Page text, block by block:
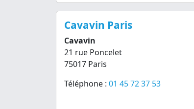
Cavavin Paris
Cavavin
21 rue Poncelet
75017 Paris
Téléphone : 01 45 72 37 53